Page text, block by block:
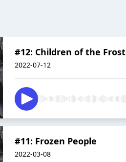
#12: Children of the Frost
2022-07-12
#11: Frozen People
2022-03-08